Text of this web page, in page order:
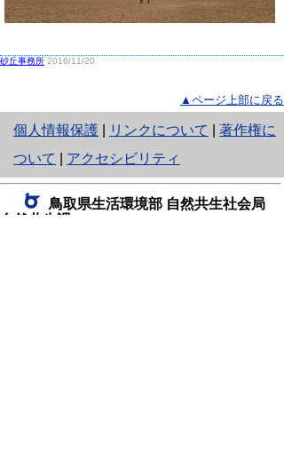
砂丘事務所 2016/11/20
▲ページ上部に戻る
個人情報保護
と
り
ネ
ッ
リンクについて
著作権に
ついて
アクセシビリティ
鳥取県生活環境部 自然共生社会局
自然共生課